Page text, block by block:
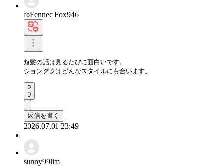
foFennec Fox946
短髪の話は見るたびに面白いです。
ジョングクはどんなスタイルにも合います。
0
返信を書く
2026.07.01 23:49
sunny99lim